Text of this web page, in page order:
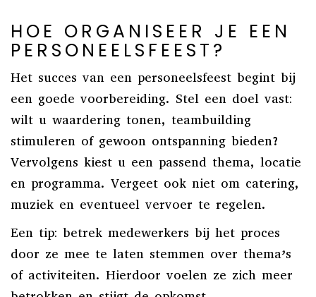
HOE ORGANISEER JE EEN
PERSONEELSFEEST?
Het succes van een personeelsfeest begint bij
een goede voorbereiding. Stel een doel vast:
wilt u waardering tonen, teambuilding
stimuleren of gewoon ontspanning bieden?
Vervolgens kiest u een passend thema, locatie
en programma. Vergeet ook niet om catering,
muziek en eventueel vervoer te regelen.
Een tip: betrek medewerkers bij het proces
door ze mee te laten stemmen over thema’s
of activiteiten. Hierdoor voelen ze zich meer